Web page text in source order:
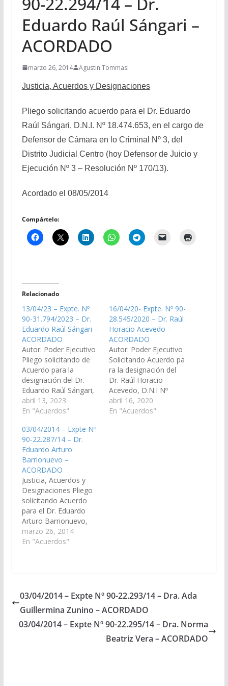
Eduardo Raúl Sángari –
ACORDADO
marzo 26, 2014 Agustin Tommasi
Justicia, Acuerdos y Designaciones
Pliego solicitando acuerdo para el Dr. Eduardo
Raúl Sángari, D.N.I. Nº 18.474.653, en el cargo de
Defensor de Cámara en lo Criminal Nº 3, del
Distrito Judicial Centro (hoy Defensor de Juicio y
Ejecución Nº 3 – Resolución Nº 170/13).
Acordado el 08/05/2014
Compártelo:
Relacionado
13/04/23 – Expte. Nº
90-31.794/2023 – Dr.
Eduardo Raúl Sángari –
ACORDADO
Autor: Poder Ejecutivo
Pliego solicitando de
Acuerdo para la
designación del Dr.
Eduardo Raúl Sángari,
D.N.I. N° 18.474.653,
en el cargo de Juez del
II, Vocal N° 3 del
Distrito Judicial del
Centro. (Expte. Nº 90-
31.794/2023, a la
Comisión de Justicia,
Acuerdos y
Designaciones).
Acordado, el
18/05/2023.
abril 13, 2023
En "Acuerdos"
16/04/20- Expte. Nº 90-
28.545/2020 – Dr. Raúl
Horacio Acevedo –
ACORDADO
Autor: Poder Ejecutivo
Solicitando Acuerdo pa
ra la designación del
Dr. Raúl Horacio
Acevedo, D.N.I Nº
31.588.995, en el cargo
de Defensor Oficial
abril 16, 2020
En "Acuerdos"
03/04/2014 – Expte Nº
90-22.287/14 – Dr.
Eduardo Arturo
Barrionuevo –
ACORDADO
Justicia, Acuerdos y
Designaciones Pliego
solicitando Acuerdo
para el Dr. Eduardo
Arturo Barrionuevo,
D.N.I. N° 22.676.141,
en el cargo de Juez de
03/04/2014
marzo 26, 2014
En "Acuerdos"
03/04/2014 – Expte Nº 90-22.293/14 – Dra. Ada
Guillermina Zunino – ACORDADO
03/04/2014 – Expte Nº 90-22.295/14 – Dra. Norma
Beatriz Vera – ACORDADO